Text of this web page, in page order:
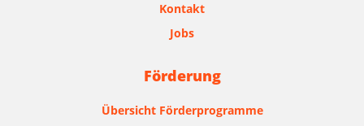
Kontakt
Jobs
Förderung
Übersicht Förderprogramme